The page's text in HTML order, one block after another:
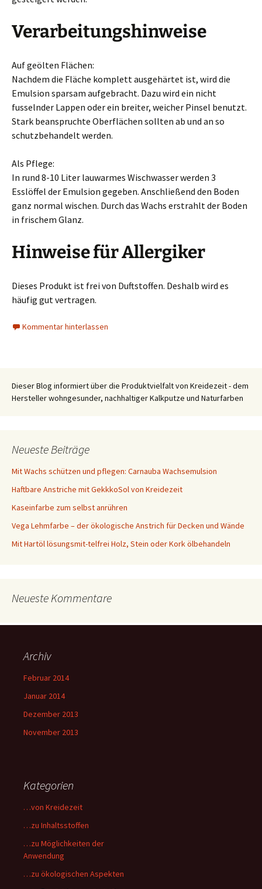
Verarbeitungshinweise
Auf geölten Flächen:
Nachdem die Fläche komplett ausgehärtet ist, wird die
Emulsion sparsam aufgebracht. Dazu wird ein nicht
fusselnder Lappen oder ein breiter, weicher Pinsel benutzt.
Stark beanspruchte Oberflächen sollten ab und an so
schutzbehandelt werden.
Als Pflege:
In rund 8-10 Liter lauwarmes Wischwasser werden 3
Esslöffel der Emulsion gegeben. Anschließend den Boden
ganz normal wischen. Durch das Wachs erstrahlt der Boden
in frischem Glanz.
Hinweise für Allergiker
Dieses Produkt ist frei von Duftstoffen. Deshalb wird es
häufig gut vertragen.
Kommentar hinterlassen
Dieser Blog informiert über die Produktvielfalt von Kreidezeit - dem
Hersteller wohngesunder, nachhaltiger Kalkputze und Naturfarben
Neueste Beiträge
Mit Wachs schützen und pflegen: Carnauba Wachsemulsion
Haftbare Anstriche mit GekkkoSol von Kreidezeit
Kaseinfarbe zum selbst anrühren
Vega Lehmfarbe – der ökologische Anstrich für Decken und Wände
Mit Hartöl lösungsmit-telfrei Holz, Stein oder Kork ölbehandeln
Neueste Kommentare
Archiv
Februar 2014
Januar 2014
Dezember 2013
November 2013
Kategorien
…von Kreidezeit
…zu Inhaltsstoffen
…zu Möglichkeiten der
Anwendung
…zu ökologischen Aspekten